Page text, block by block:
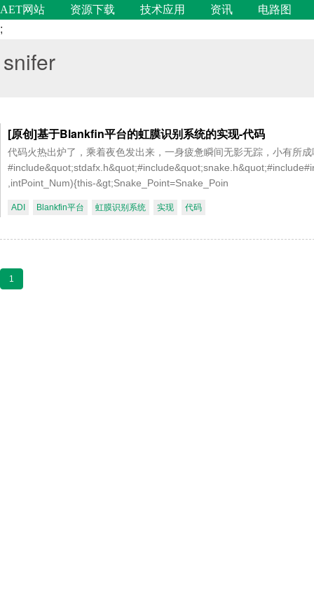
AET网站 资源下载 技术应用 资讯
电路图
;
snifer
[原创]基于Blankfin平台的虹膜识别系统的实现-代码
代码火热出炉了，乘着夜色发出来，一身疲惫瞬间无影无踪，小有所
,intPoint_Num){this-&gt;Snake_Point=Snake_Poin
ADI Blankfin平台 虹膜识别系统 实现 代码
1